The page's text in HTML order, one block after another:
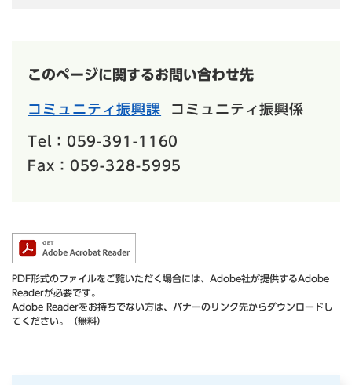
このページに関するお問い合わせ先
コミュニティ振興課 コミュニティ振興係
Tel：059-391-1160
Fax：059-328-5995
PDF形式のファイルをご覧いただく場合には、Adobe社が提供するAdobe
Readerが必要です。
Adobe Readerをお持ちでない方は、バナーのリンク先からダウンロードし
てください。（無料）